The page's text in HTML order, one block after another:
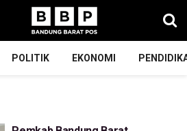
POLITIK EKONOMI